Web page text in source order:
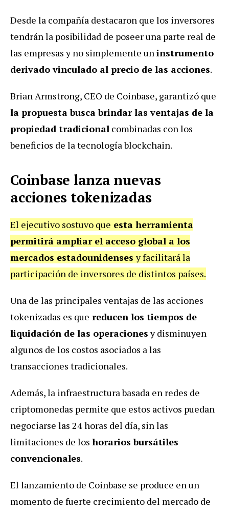
Desde la compañía destacaron que los inversores
tendrán la posibilidad de poseer una parte real de
las empresas y no simplemente uninstrumento
derivado vinculado al precio de las acciones.
Brian Armstrong, CEO de Coinbase, garantizó que
la propuesta busca brindar las ventajas de la
propiedad tradicional combinadas con los
beneficios de la tecnología blockchain.
Coinbase lanza nuevas
acciones tokenizadas
El ejecutivo sostuvo que esta herramienta
permitirá ampliar el acceso global a los
mercados estadounidensesy facilitará la
participación de inversores de distintos países.
Una de las principales ventajas de las acciones
tokenizadas es que reducen los tiempos de
liquidación de las operacionesy disminuyen
algunos de los costos asociados a las
transacciones tradicionales.
Además, la infraestructura basada en redes de
criptomonedas permite que estos activos puedan
negociarse las 24 horas del día, sin las
limitaciones de los horarios bursátiles
convencionales.
El lanzamiento de Coinbase se produce en un
momento de fuerte crecimiento del mercado de